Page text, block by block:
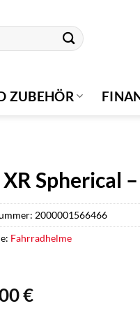
ZUBEHÖR
Spherical
€
2000001566466
Fahrradhelme